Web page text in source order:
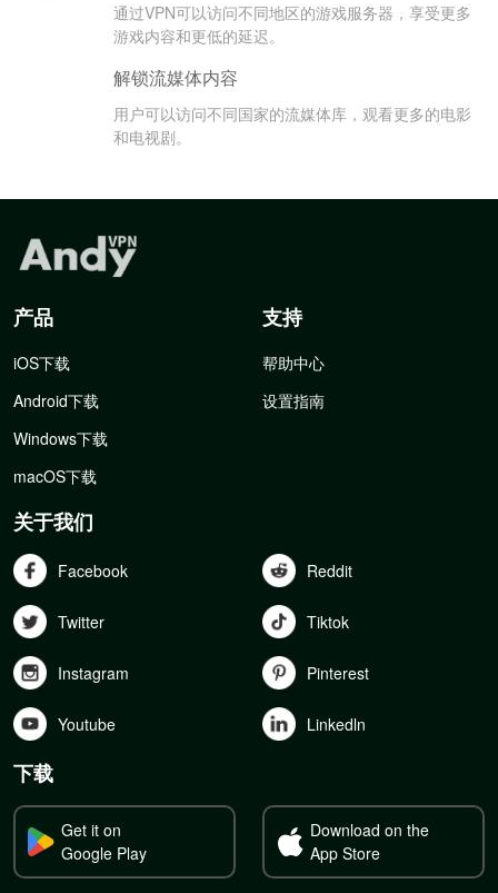
通过VPN可以访问不同地区的游戏服务器，享受更多
游戏内容和更低的延迟。
解锁流媒体内容
用户可以访问不同国家的流媒体库，观看更多的电影
和电视剧。
产品
iOS下载
Android下载
Windows下载
macOS下载
支持
帮助中心
设置指南
关于我们
Facebook Reddit
Twitter Tiktok
Instagram Pinterest
Youtube Linkedln
下载
Get it on
Google Play
Download on the
App Store